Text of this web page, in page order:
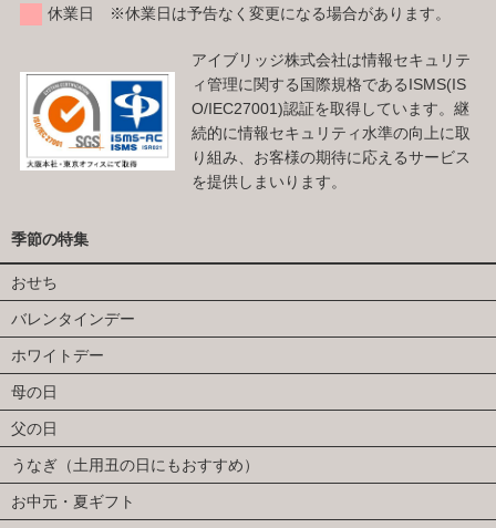
休業日 ※休業日は予告なく変更になる場合があります。
アイブリッジ株式会社は情報セキュリテ
ィ管理に関する国際規格であるISMS(IS
O/IEC27001)認証を取得しています。継
続的に情報セキュリティ水準の向上に取
り組み、お客様の期待に応えるサービス
を提供しまいります。
季節の特集
おせち
バレンタインデー
ホワイトデー
母の日
父の日
うなぎ（土用丑の日にもおすすめ）
お中元・夏ギフト